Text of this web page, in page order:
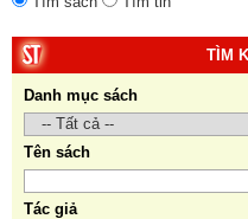
TÌM
Danh mục sách
Tên sách
Tác giả